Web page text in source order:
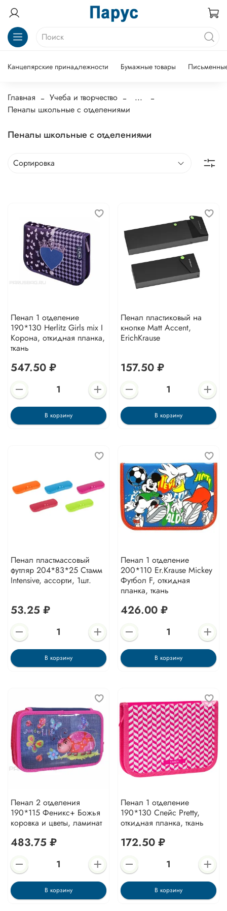
Канцелярские принадлежности Бумажные товары
Главная Учеба и творчество
...
Пеналы школьные с отделениями
Пеналы школьные с отделениями
Пенал 1 отделение
190*130 Herlitz Girls mix I
Корона, откидная планка,
ткань
547.50 ₽
В корзину
Пенал пластиковый на
кнопке Matt Accent,
ErichKrause
157.50 ₽
В корзину
Пенал пластмассовый
футляр 204*83*25 Стамм
Intensive, ассорти, 1шт.
53.25 ₽
В корзину
Пенал 1 отделение
200*110 Er.Krause Mickey
Футбол F, откидная
планка, ткань
426.00 ₽
В корзину
Пенал 2 отделения
190*115 Феникс+ Божья
коровка и цветы, ламинат
483.75 ₽
В корзину
Пенал 1 отделение
190*130 Спейс Pretty,
откидная планка, ткань
172.50 ₽
В корзину